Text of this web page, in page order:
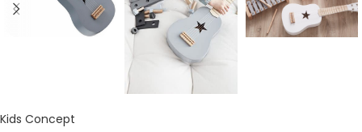
Kids Concept